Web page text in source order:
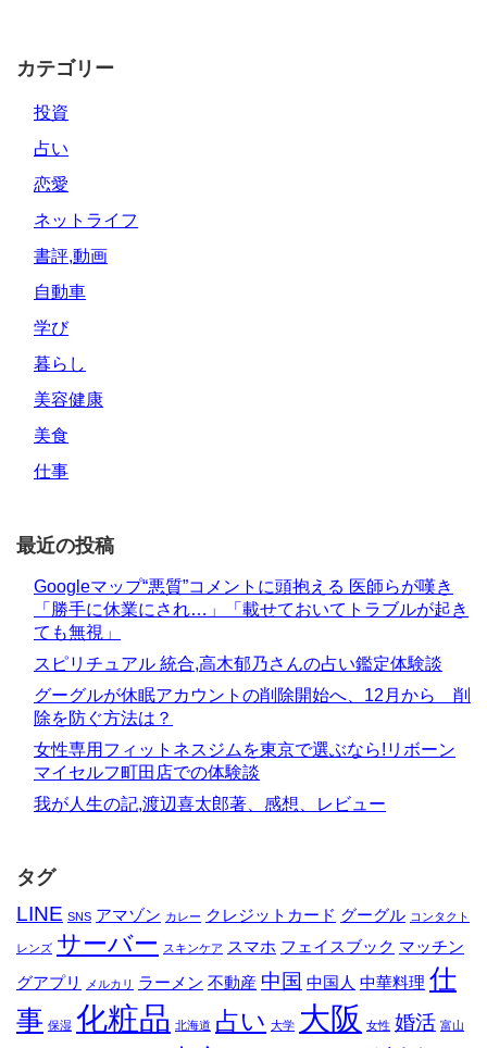
カテゴリー
投資
占い
恋愛
ネットライフ
書評,動画
自動車
学び
暮らし
美容健康
美食
仕事
最近の投稿
Googleマップ“悪質”コメントに頭抱える 医師らが嘆き
「勝手に休業にされ…」「載せておいてトラブルが起き
ても無視」
スピリチュアル 統合,高木郁乃さんの占い鑑定体験談
グーグルが休眠アカウントの削除開始へ、12月から 削
除を防ぐ方法は？
女性専用フィットネスジムを東京で選ぶなら!リボーン
マイセルフ町田店での体験談
我が人生の記,渡辺喜太郎著、感想、レビュー
タグ
LINE SNS アマゾン カレー クレジットカード グーグル コンタクト
レンズ サーバー スキンケア スマホ フェイスブック マッチン
グアプリ
メルカリ ラーメン 不動産 中国 中国人 中華料理 仕
事 保湿 化粧品 北海道 占い 大学 大阪 女性 婚活 富山